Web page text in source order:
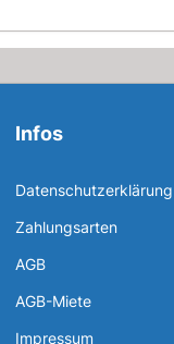
Infos
Datenschutzerklärung
Zahlungsarten
AGB
AGB-Miete
Impressum